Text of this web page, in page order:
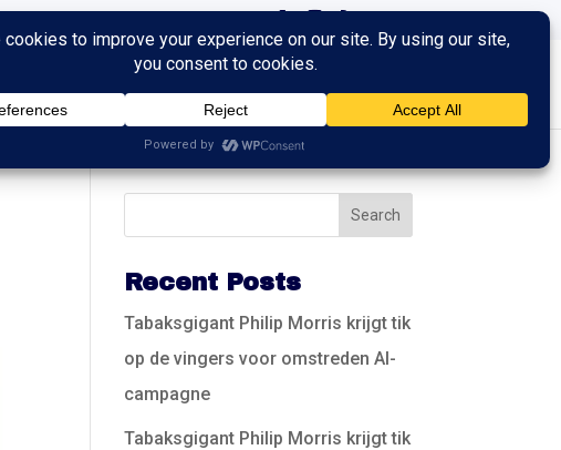
Recent Posts
Tabaksgigant Philip Morris krijgt tik
op de vingers voor omstreden AI-
campagne
Tabaksgigant Philip Morris krijgt tik